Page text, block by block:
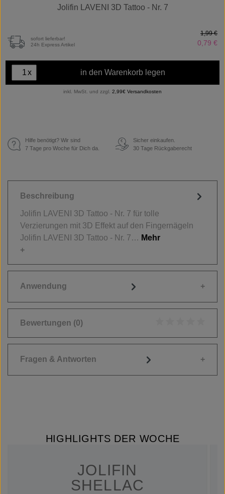
Jolifin LAVENI 3D Tattoo - Nr. 7
sofort lieferbar!
24h Express Artikel
0,79 €
1,99 €
x in den Warenkorb legen
inkl. MwSt. und zzgl. 2,99€ Versandkosten
Hilfe benötigt? Wir sind
7 Tage pro Woche für Dich da.
€
Sicher einkaufen.
30 Tage Rückgaberecht
Beschreibung
Jolifin LAVENI 3D Tattoo - Nr. 7 für tolle
Verzierungen mit 3D Effekt auf den Fingernägeln
Jolifin LAVENI 3D Tattoo - Nr. 7… Mehr
Anwendung
Bewertungen (0)
Fragen & Antworten
HIGHLIGHTS DER WOCHE
JOLIFIN
SHELLAC